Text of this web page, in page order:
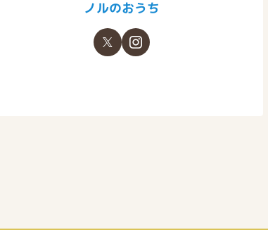
ノルのおうち